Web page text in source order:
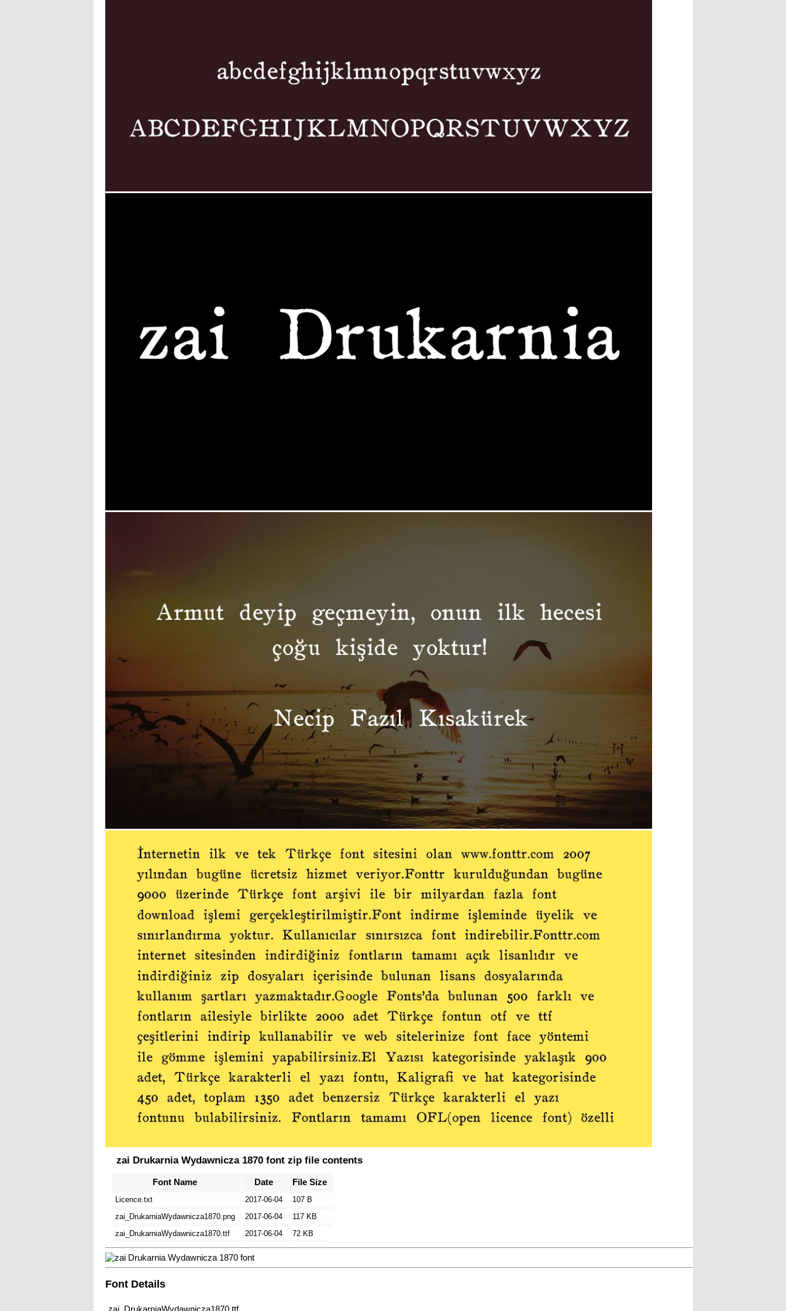
zai Drukarnia Wydawnicza 1870 font zip file contents
Font Name Date File Size
Licence.txt 2017-06-04
107 B
zai_DrukarniaWydawnicza1870.png
2017-06-04
117 KB
zai_DrukarniaWydawnicza1870.ttf
2017-06-04 72 KB
Font Details
zai_DrukarniaWydawnicza1870.ttf